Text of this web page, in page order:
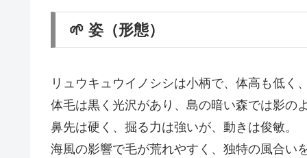
🌱 姿（形態）
リュウキュウイノシシは小柄で、体高も低く
体毛は黒く光沢があり、島の暗い森では影の
鼻先は硬く、掘る力は強いが、動きは俊敏。
海風の影響で毛が荒れやすく、独特の風合いを